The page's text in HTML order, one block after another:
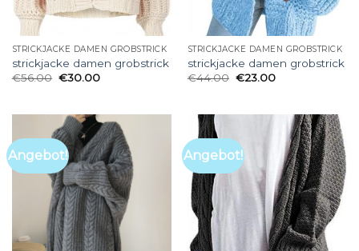
STRICKJACKE DAMEN GROBSTRICK
strickjacke damen grobstrick
€56.00 €30.00
STRICKJACKE DAMEN GROBSTRICK
strickjacke damen grobstrick
€44.00 €23.00
Angebot! Angebot!